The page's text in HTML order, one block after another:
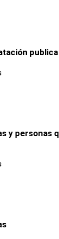
publica
y personas